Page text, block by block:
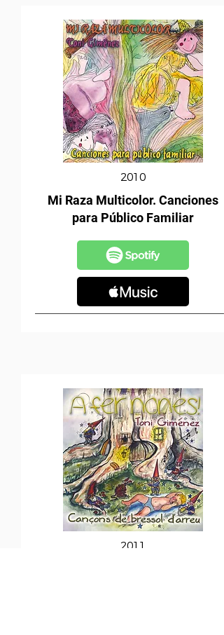
2010
Mi Raza Multicolor. Canciones
para Público Familiar
2011